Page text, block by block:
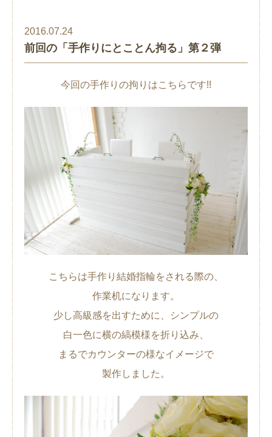
2016.07.24
前回の「手作りにとことん拘る」第２弾
今回の手作りの拘りはこちらです!!
こちらは手作り結婚指輪をされる際の、
作業机になります。
少し高級感を出すために、シンプルの
白一色に横の縞模様を折り込み、
まるでカウンターの様なイメージで
製作しました。